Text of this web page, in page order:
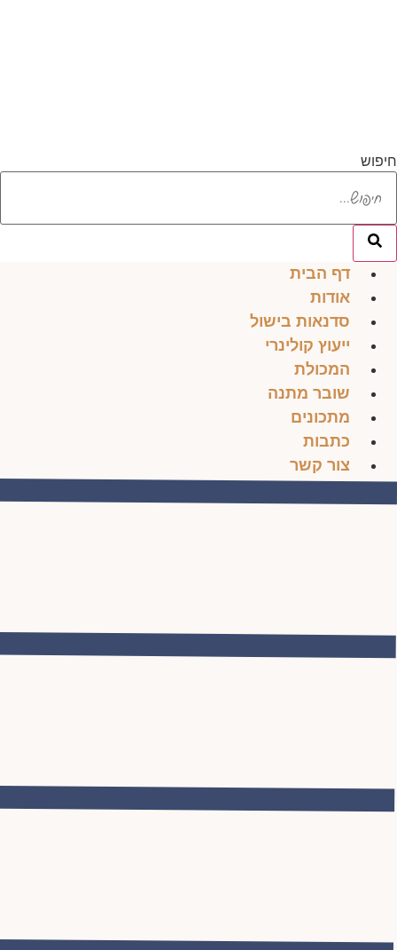
חיפוש
דף הבית
אודות
סדנאות בישול
ייעוץ קולינרי
המכולת
שובר מתנה
מתכונים
כתבות
צור קשר